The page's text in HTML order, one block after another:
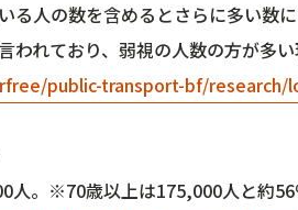
人の数を含めるとさらに多い数に
れており、弱視の人数の方が多い
public-transport-bf/research/
。※70歳以上は175,000人と約56